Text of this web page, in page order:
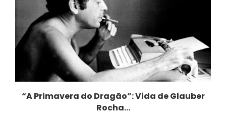
“A Primavera do Dragão”: Vida de Glauber
Rocha...